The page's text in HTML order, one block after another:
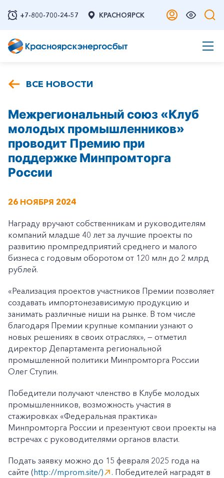
+7-800-700-24-57 КРАСНОЯРСК
ВСЕ НОВОСТИ
Межрегиональный союз «Клуб
молодых промышленников»
проводит Премию при
поддержке Минпромторга
России
26 НОЯБРЯ 2024
Награду вручают собственникам и руководителям
компаний младше 40 лет за лучшие проекты по
развитию промпредприятий среднего и малого
бизнеса с годовым оборотом от 120 млн до 2 млрд
рублей.
«Реализация проектов участников Премии позволяет
создавать импортонезависимую продукцию и
занимать различные ниши на рынке. В том числе
благодаря Премии крупные компании узнают о
новых решениях в своих отраслях», — отметил
директор Департамента региональной
промышленной политики Минпромторга России
Олег Ступин.
Победители получают членство в Клубе молодых
промышленников, возможность участия в
стажировках «Федеральная практика»
Минпромторга России и презентуют свои проекты на
встречах с руководителями органов власти.
Подать заявку можно до 15 февраля 2025 года на
сайте (http://mprom.site/)
. Победителей наградят в